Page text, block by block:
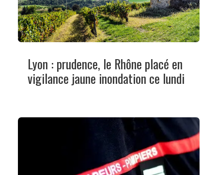
Lyon : prudence, le Rhône placé en
vigilance jaune inondation ce lundi